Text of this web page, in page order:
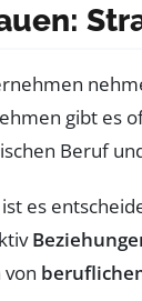
gibt es
Beruf
es